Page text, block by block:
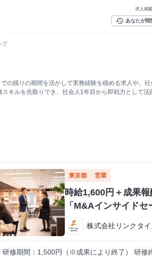
求人掲
history あなたが閲
プ
残りの期間を活かして実務経験を積める求人や、
キルを先取りでき、社会人1年目から即戦力として
東京都 営業
時給1,600円＋成果
「M&Aインサイドセ
株式会社リンクタ
期間：1,500円（※成果により終了） 研修終了後：1,600